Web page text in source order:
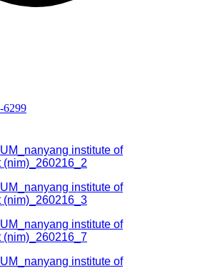
6299